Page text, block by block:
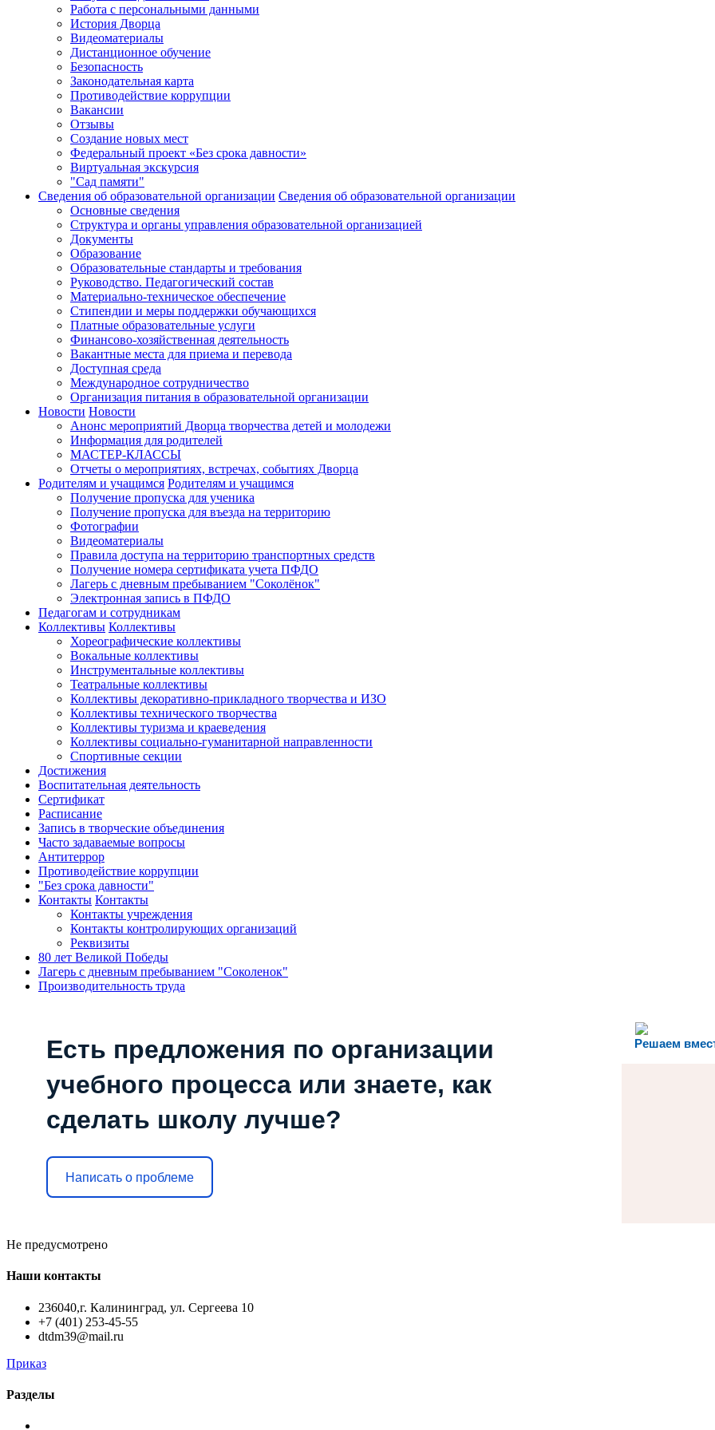
Работа с персональными данными
История Дворца
Видеоматериалы
Дистанционное обучение
Безопасность
Законодательная карта
Противодействие коррупции
Вакансии
Отзывы
Создание новых мест
Федеральный проект «Без срока давности»
Виртуальная экскурсия
"Сад памяти"
Сведения об образовательной организации Сведения об образовательной организации
Основные сведения
Структура и органы управления образовательной организацией
Документы
Образование
Образовательные стандарты и требования
Руководство. Педагогический состав
Материально-техническое обеспечение
Стипендии и меры поддержки обучающихся
Платные образовательные услуги
Финансово-хозяйственная деятельность
Вакантные места для приема и перевода
Доступная среда
Международное сотрудничество
Организация питания в образовательной организации
Новости Новости
Анонс мероприятий Дворца творчества детей и молодежи
Информация для родителей
МАСТЕР-КЛАССЫ
Отчеты о мероприятиях, встречах, событиях Дворца
Родителям и учащимся Родителям и учащимся
Получение пропуска для ученика
Получение пропуска для въезда на территорию
Фотографии
Видеоматериалы
Правила доступа на территорию транспортных средств
Получение номера сертификата учета ПФДО
Лагерь с дневным пребыванием "Соколёнок"
Электронная запись в ПФДО
Педагогам и сотрудникам
Коллективы Коллективы
Хореографические коллективы
Вокальные коллективы
Инструментальные коллективы
Театральные коллективы
Коллективы декоративно-прикладного творчества и ИЗО
Коллективы технического творчества
Коллективы туризма и краеведения
Коллективы социально-гуманитарной направленности
Спортивные секции
Достижения
Воспитательная деятельность
Cертификат
Расписание
Запись в творческие объединения
Часто задаваемые вопросы
Антитеррор
Противодействие коррупции
"Без срока давности"
Контакты Контакты
Контакты учреждения
Контакты контролирующих организаций
Реквизиты
80 лет Великой Победы
Лагерь с дневным пребыванием "Соколенок"
Производительность труда
Решаем
Есть предложения по организации
учебного процесса или знаете, как
сделать школу лучше?
Написать о проблеме
Не предусмотрено
Наши контакты
236040,г. Калининград, ул. Сергеева 10
+7 (401) 253-45-55
dtdm39@mail.ru
Приказ
Разделы